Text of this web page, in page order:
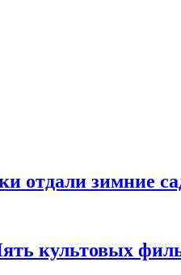
отдали зимние
культовых